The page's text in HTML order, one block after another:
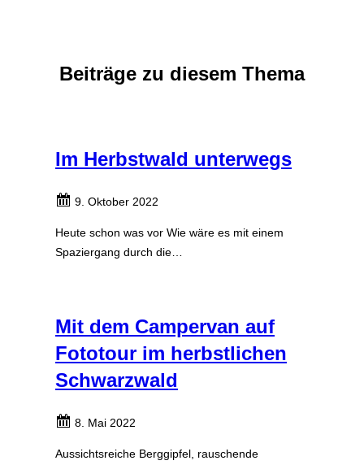
Beiträge zu diesem Thema
Im Herbstwald unterwegs
9. Oktober 2022
Heute schon was vor Wie wäre es mit einem
Spaziergang durch die…
Mit dem Campervan auf
Fototour im herbstlichen
Schwarzwald
8. Mai 2022
Aussichtsreiche Berggipfel, rauschende